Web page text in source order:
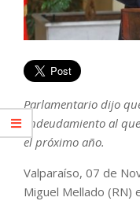
Parlamentario dijo
endeudamiento al
el próximo año.
Valparaíso, 07 de
Miguel Mellado (RN)